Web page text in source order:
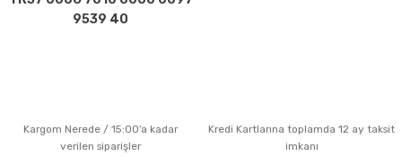
Bu ürüne benzer farklı alternatifler olmalı.
Gönder
9539 40
Kargom Nerede / 15:00’a kadar
verilen siparişler
Kredi Kartlarına toplamda 12 ay taksit
imkanı